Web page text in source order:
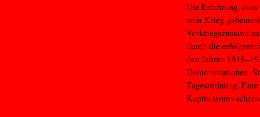
Die Erfahrung,
vom Krieg
Vorkriegszustand
durch die
den Jahren
Demonstrationen,
Tagesordnung.
Kapitalismus